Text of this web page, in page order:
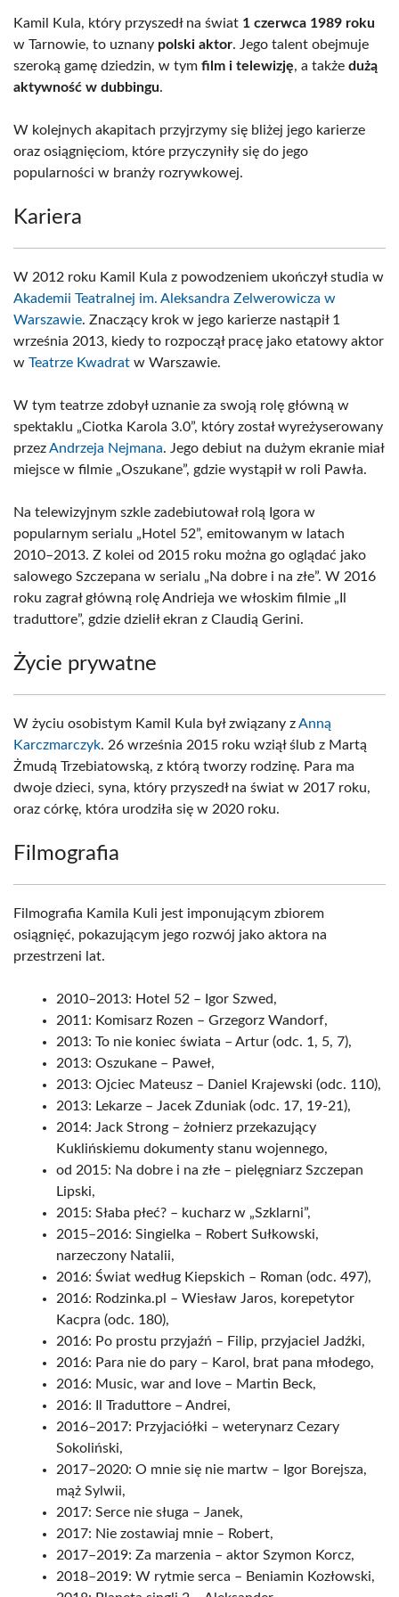
Kamil Kula, który przyszedł na świat 1 czerwca 1989 roku
w Tarnowie, to uznany polski aktor. Jego talent obejmuje
szeroką gamę dziedzin, w tym film i telewizję, a także dużą
aktywność w dubbingu.
W kolejnych akapitach przyjrzymy się bliżej jego karierze
oraz osiągnięciom, które przyczyniły się do jego
popularności w branży rozrywkowej.
Kariera
W 2012 roku Kamil Kula z powodzeniem ukończył studia w
Akademii Teatralnej im. Aleksandra Zelwerowicza w
Warszawie. Znaczący krok w jego karierze nastąpił 1
września 2013, kiedy to rozpoczął pracę jako etatowy aktor
w Teatrze Kwadrat w Warszawie.
W tym teatrze zdobył uznanie za swoją rolę główną w
spektaklu „Ciotka Karola 3.0”, który został wyreżyserowany
przezAndrzeja Nejmana. Jego debiut na dużym ekranie miał
miejsce w filmie „Oszukane”, gdzie wystąpił w roli Pawła.
Na telewizyjnym szkle zadebiutował rolą Igora w
popularnym serialu „Hotel 52”, emitowanym w latach
2010–2013. Z kolei od 2015 roku można go oglądać jako
salowego Szczepana w serialu „Na dobre i na złe”. W 2016
roku zagrał główną rolę Andrieja we włoskim filmie „Il
traduttore”, gdzie dzielił ekran z Claudią Gerini.
Życie prywatne
W życiu osobistym Kamil Kula był związany zAnną
Karczmarczyk. 26 września 2015 roku wziął ślub z Martą
Żmudą Trzebiatowską, z którą tworzy rodzinę. Para ma
dwoje dzieci, syna, który przyszedł na świat w 2017 roku,
oraz córkę, która urodziła się w 2020 roku.
Filmografia
Filmografia Kamila Kuli jest imponującym zbiorem
osiągnięć, pokazującym jego rozwój jako aktora na
przestrzeni lat.
2010–2013: Hotel 52 – Igor Szwed,
2011: Komisarz Rozen – Grzegorz Wandorf,
2013: To nie koniec świata – Artur (odc. 1, 5, 7),
2013: Oszukane – Paweł,
2013: Ojciec Mateusz – Daniel Krajewski (odc. 110),
2013: Lekarze – Jacek Zduniak (odc. 17, 19-21),
2014: Jack Strong – żołnierz przekazujący
Kuklińskiemu dokumenty stanu wojennego,
od 2015: Na dobre i na złe – pielęgniarz Szczepan
Lipski,
2015: Słaba płeć? – kucharz w „Szklarni”,
2015–2016: Singielka – Robert Sułkowski,
narzeczony Natalii,
2016: Świat według Kiepskich – Roman (odc. 497),
2016: Rodzinka.pl – Wiesław Jaros, korepetytor
Kacpra (odc. 180),
2016: Po prostu przyjaźń – Filip, przyjaciel Jadźki,
2016: Para nie do pary – Karol, brat pana młodego,
2016: Music, war and love – Martin Beck,
2016: Il Traduttore – Andrei,
2016–2017: Przyjaciółki – weterynarz Cezary
Sokoliński,
2017–2020: O mnie się nie martw – Igor Borejsza,
mąż Sylwii,
2017: Serce nie sługa – Janek,
2017: Nie zostawiaj mnie – Robert,
2017–2019: Za marzenia – aktor Szymon Korcz,
2018–2019: W rytmie serca – Beniamin Kozłowski,